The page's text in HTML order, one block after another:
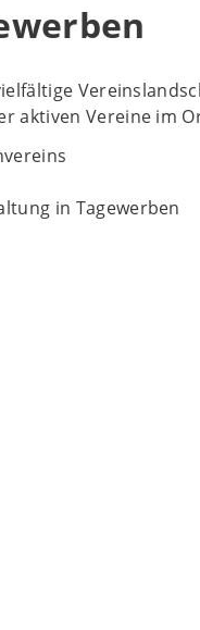
aktiven Vereine im
in Tagewerben